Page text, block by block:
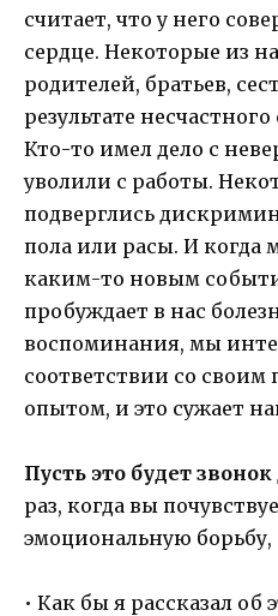
считает, что у него
сердце. Некоторые из
родителей, братьев,
результате
Кто-то имел дело с
уволили с работы.
подверглись
пола или расы. И когда
каким-то новым
пробуждает в нас
воспоминания, мы
соответствии со
опытом, и это сужает
Пусть это будет звонок
раз, когда вы
эмоциональную борьбу,
• Как бы я рассказал об